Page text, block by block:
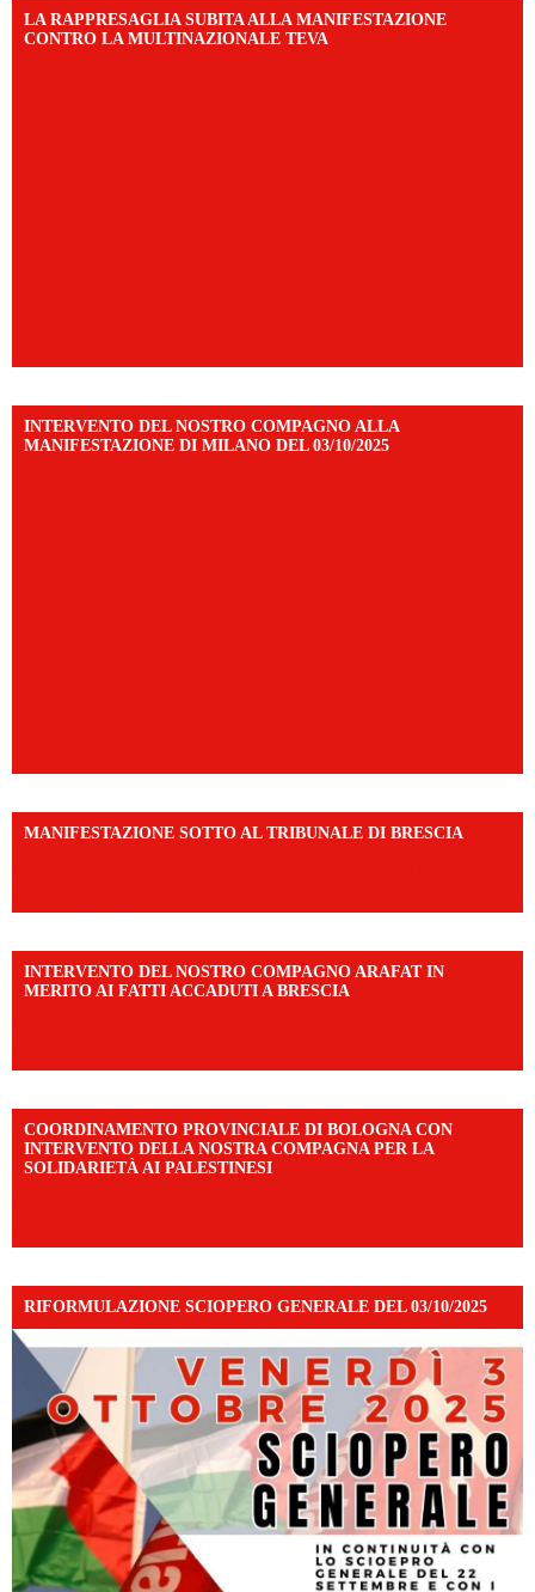
LA RAPPRESAGLIA SUBITA ALLA MANIFESTAZIONE
CONTRO LA MULTINAZIONALE TEVA
INTERVENTO DEL NOSTRO COMPAGNO ALLA
MANIFESTAZIONE DI MILANO DEL 03/10/2025
MANIFESTAZIONE SOTTO AL TRIBUNALE DI BRESCIA
INTERVENTO DEL NOSTRO COMPAGNO ARAFAT IN
MERITO AI FATTI ACCADUTI A BRESCIA
COORDINAMENTO PROVINCIALE DI BOLOGNA CON
INTERVENTO DELLA NOSTRA COMPAGNA PER LA
SOLIDARIETÀ AI PALESTINESI
RIFORMULAZIONE SCIOPERO GENERALE DEL 03/10/2025